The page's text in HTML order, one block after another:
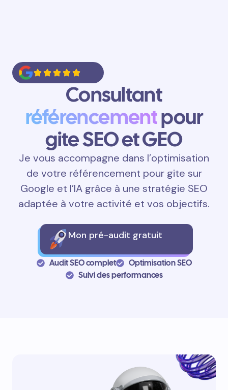
Consultant
référencementpour
gite SEO et GEO
Je vous accompagne dans l’optimisation
de votre référencement pour gite sur
Google et l’IA grâce à une stratégie SEO
adaptée à votre activité et vos objectifs.
Mon pré-audit gratuit
Audit SEO complet
Optimisation SEO
Suivi des performances